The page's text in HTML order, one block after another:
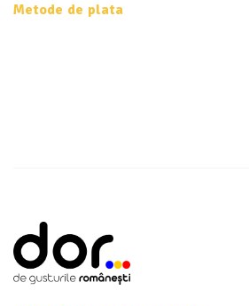
Metode de plata